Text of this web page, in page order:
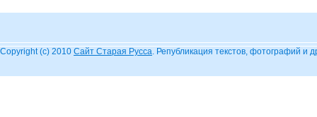
Copyright (c) 2010 Сайт Старая Русса. Републикация текстов, фотографий и